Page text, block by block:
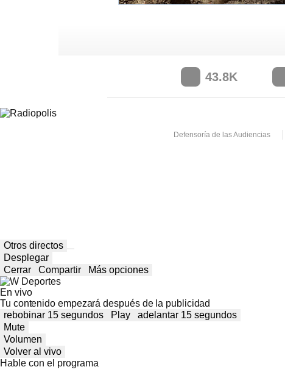
43.8K
Defensoría de las Audiencias
Otros directos
Desplegar
Cerrar
Compartir Más opciones
En vivo
Tu contenido empezará después de la publicidad
rebobinar 15 segundos
Play
adelantar 15 segundos
Mute
Volumen
Volver al vivo
Hable con el programa